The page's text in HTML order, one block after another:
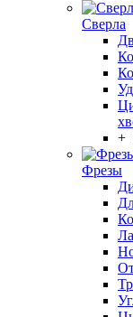
Сверла
+
Фрезы